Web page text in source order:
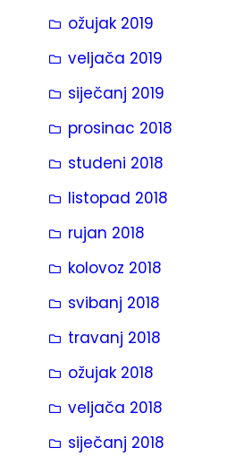
ožujak 2019
veljača 2019
siječanj 2019
prosinac 2018
studeni 2018
listopad 2018
rujan 2018
kolovoz 2018
svibanj 2018
travanj 2018
ožujak 2018
veljača 2018
siječanj 2018